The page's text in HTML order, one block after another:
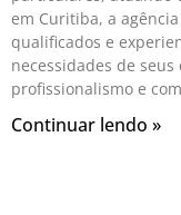
em Curitiba, a
qualificados e
necessidades de
profissionalismo e
Continuar lendo »